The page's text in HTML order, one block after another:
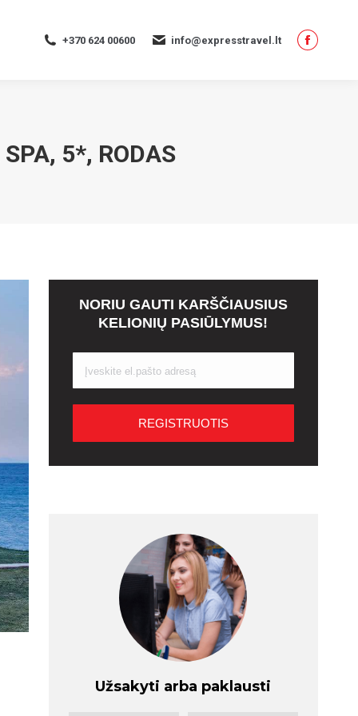
+370 624 00600 info@expresstravel.lt
5*, RODAS
NORIU GAUTI KARŠČIAUSIUS
KELIONIŲ PASIŪLYMUS!
Užsakyti arba paklausti
opens
in